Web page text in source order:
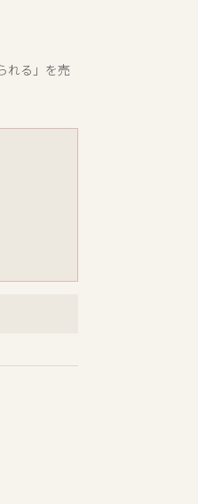
れる」を売